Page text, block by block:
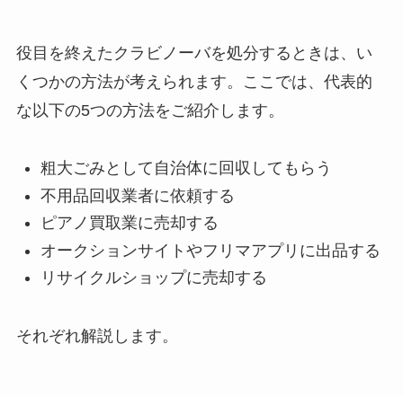
役目を終えたクラビノーバを処分するときは、い
くつかの方法が考えられます。ここでは、代表的
な以下の5つの方法をご紹介します。
粗大ごみとして自治体に回収してもらう
不用品回収業者に依頼する
ピアノ買取業に売却する
オークションサイトやフリマアプリに出品する
リサイクルショップに売却する
それぞれ解説します。